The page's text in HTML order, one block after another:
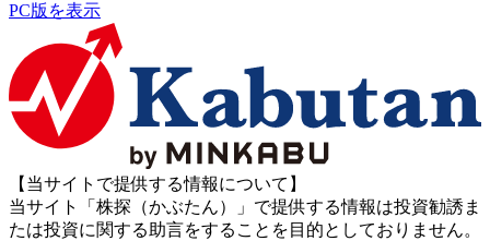
PC版を表示
【当サイトで提供する情報について】
当サイト「株探（かぶたん）」で提供する情報は投資勧誘ま
たは投資に関する助言をすることを目的としておりません。